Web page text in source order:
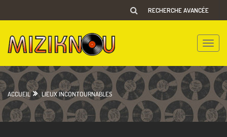
RECHERCHE AVANCÉE
Toggle
ACCUEIL LIEUX INCONTOURNABLES